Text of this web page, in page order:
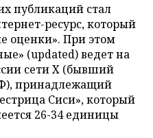
публикаций стал
ресурс, который
оценки». При этом
(updated) ведет на
сети X (бывший
принадлежащий
Сиси», который
26-34 единицы